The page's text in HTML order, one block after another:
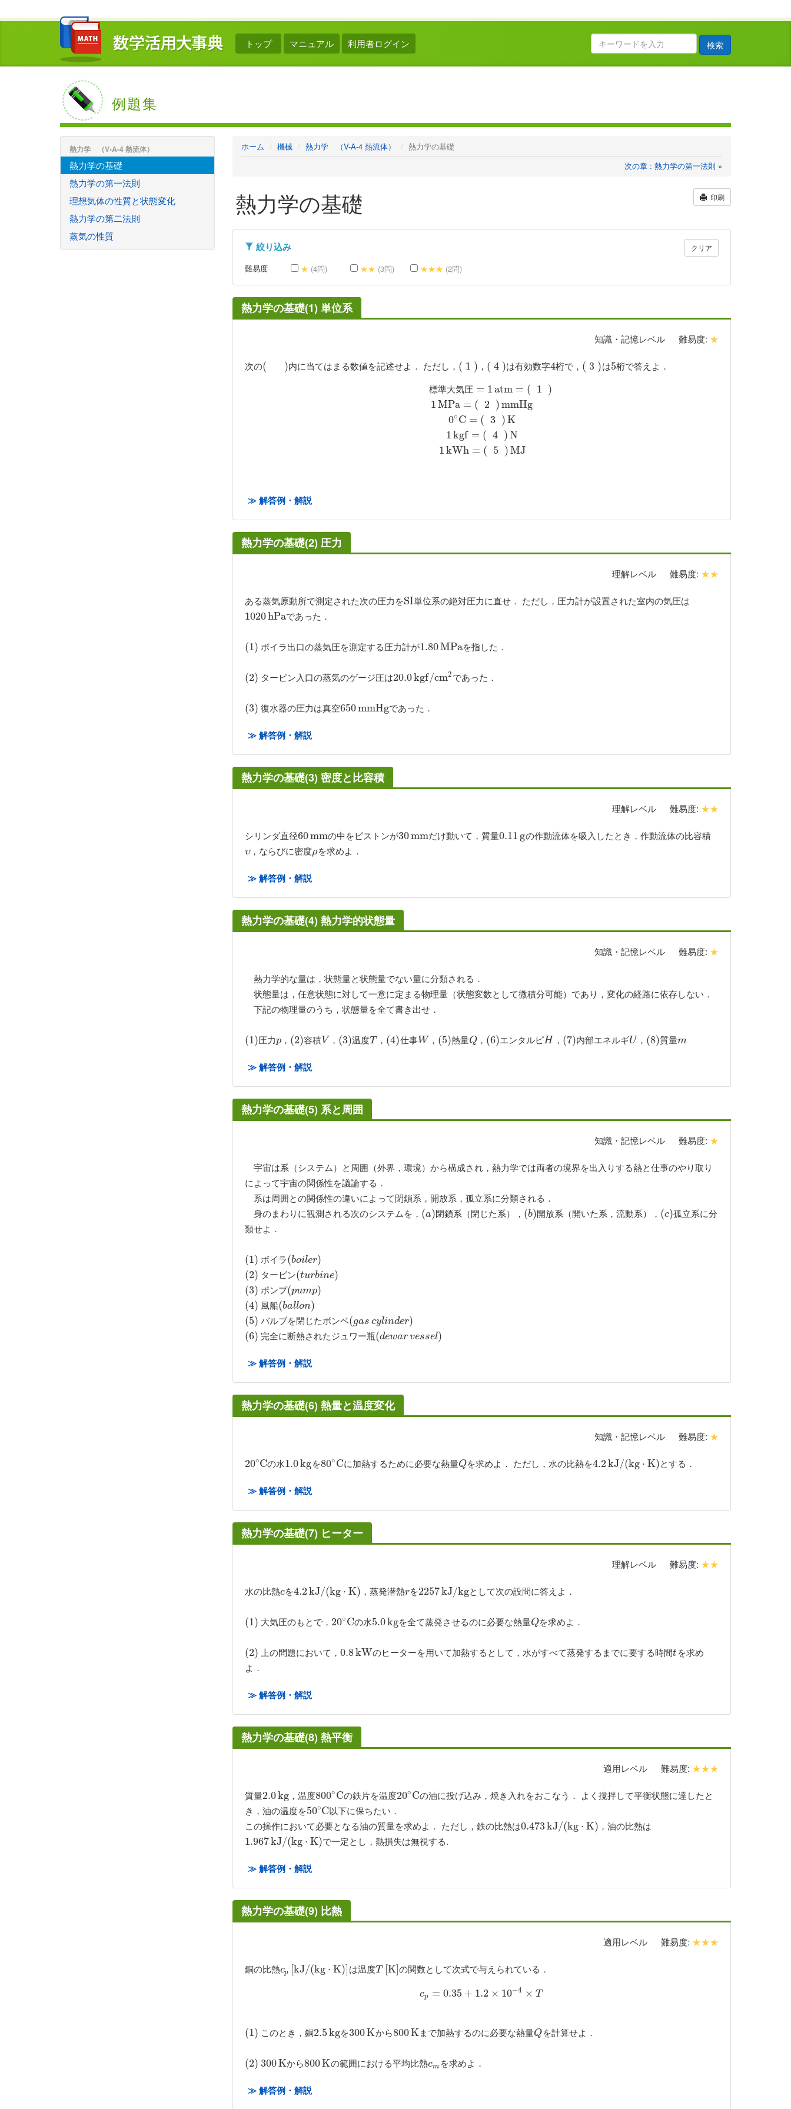
トップ マニュアル 利用者ログイン 検索
例題集
ホーム 機械 熱力学 （V-A-4 熱流体）
熱力学の基礎
次の章 : 熱力学の第一法則 »
熱力学の基礎 印刷
絞り込み クリア
難易度 ★ (4問) ★★ (3問) ★★★ (2問)
熱力学の基礎(1) 単位系
知識・記憶レベル 難易度: ★
次の( )
() 内に当てはまる数値を記述せよ． ただし， ( 1 )
( 1 ， ( 4 )
( 4 は有効数字4
4桁で， ( 3 )
( 3 は5
5桁で答えよ．
標準大気圧 = 1atm = ( 1 )
1MPa = ( 2 ) mmHg
0∘ C = ( 3 )K
1kgf = ( 4 ) N
1kWh = ( 5 )MJ
Pa=( 2 )mm Hg 0∘C=( 3 )K 1k gf
≫ 解答例・解説
熱力学の基礎(2) 圧力
理解レベル 難易度: ★★
ある蒸気原動所で測定された次の圧力をSI
SI単位系の絶対圧力に直せ． ただし，圧力計が設置された室内の気圧は
1020hPa
1020hPa であった．
(1)
(1) ボイラ出口の蒸気圧を測定する圧力計が1.80MPa
1.80MPa を指した．
(2)
(2) タービン入口の蒸気のゲージ圧は20.0kgf/cm2
20.0kgf/cm2 であった．
(3)
(3) 復水器の圧力は真空650mmHg
650mmHg であった．
≫ 解答例・解説
熱力学の基礎(3) 密度と比容積
理解レベル 難易度: ★★
シリンダ直径60mm
60mm の中をピストンが30mm
30mm だけ動いて，質量0.11 g
0.11g の作動流体を吸入したとき，作動流体の比容積
υ
υ，ならびに密度ρ
ρを求めよ．
≫ 解答例・解説
熱力学の基礎(4) 熱力学的状態量
知識・記憶レベル 難易度: ★
熱力学的な量は，状態量と状態量でない量に分類される．
状態量は，任意状態に対して一意に定まる物理量（状態変数として微積分可能）であり，変化の経路に依存しない．
下記の物理量のうち，状態量を全て書き出せ．
(1)
(1) 圧力p
p， (2)
(2) 容積V
V ， (3)
(3) 温度T
T ， (4)
(4) 仕事W
W ， (5)
(5) 熱量Q
Q， (6)
(6) エンタルピH
H ， (7)
(7) 内部エネルギU
U， (8)
(8) 質量m
m
≫ 解答例・解説
熱力学の基礎(5) 系と周囲
知識・記憶レベル 難易度: ★
宇宙は系（システム）と周囲（外界，環境）から構成され，熱力学では両者の境界を出入りする熱と仕事のやり取り
によって宇宙の関係性を議論する．
系は周囲との関係性の違いによって閉鎖系，開放系，孤立系に分類される．
身のまわりに観測される次のシステムを， (a)
(a) 閉鎖系（閉じた系）， (b)
(b) 開放系（開いた系，流動系）， (c)
(c) 孤立系に分
類せよ．
(1)
(1) ボイラ(boiler)
(boiler)
(2)
(2) タービン(turbine)
(turbine)
(3)
(3) ポンプ(pump)
(pump)
(4)
(4) 風船(ballon)
(ballon)
(5)
(5) バルブを閉じたボンベ(gas cylinder)
(gascylinder)
(6)
(6) 完全に断熱されたジュワー瓶(dewarvessel)
(dewarvessel)
≫ 解答例・解説
熱力学の基礎(6) 熱量と温度変化
知識・記憶レベル 難易度: ★
20∘C
20∘Cの水1.0kg
1.0kg を80∘ C
80∘Cに加熱するために必要な熱量Q
Qを求めよ． ただし，水の比熱を4.2kJ/(kg ⋅ K)
4.2kJ/(kg⋅K) とする．
≫ 解答例・解説
熱力学の基礎(7) ヒーター
理解レベル 難易度: ★★
水の比熱c
cを4.2kJ/(kg ⋅ K)
4.2kJ/(kg⋅K) ，蒸発潜熱r
r を2257kJ/kg
2257kJ/kg として次の設問に答えよ．
(1)
(1) 大気圧のもとで， 20∘ C
20∘Cの水5.0kg
5.0kg を全て蒸発させるのに必要な熱量Q
Qを求めよ．
(2)
(2) 上の問題において， 0.8kW
0.8kW のヒーターを用いて加熱するとして，水がすべて蒸発するまでに要する時間t
t を求め
よ．
≫ 解答例・解説
熱力学の基礎(8) 熱平衡
適用レベル 難易度: ★★★
質量2.0kg
2.0kg ，温度800∘ C
800∘Cの鉄片を温度20∘ C
20∘Cの油に投げ込み，焼き入れをおこなう． よく撹拌して平衡状態に達したと
き，油の温度を50∘C
50∘C以下に保ちたい．
この操作において必要となる油の質量を求めよ． ただし，鉄の比熱は0.473kJ/(kg ⋅ K)
0.473kJ/(kg⋅K)
，油の比熱は
1.967kJ/(kg ⋅ K)
1.967kJ/(kg⋅K) で一定とし，熱損失は無視する.
≫ 解答例・解説
熱力学の基礎(9) 比熱
適用レベル 難易度: ★★★
銅の比熱cp [kJ/(kg ⋅ K)
cp kJ/(kg⋅K) ] は温度T [K ]
T[K] の関数として次式で与えられている．
cp = 0.35 + 1.2 × 10−4 × T
cp=0.35+1.2×10−4×T
(1)
(1) このとき，銅2.5kg
2.5kg を300K
300K から800K
800K まで加熱するのに必要な熱量Q
Q を計算せよ．
(2)
(2) 300K
300K から800K
800K の範囲における平均比熱cm
cm を求めよ．
≫ 解答例・解説
熱力学 （V-A-4 熱流体）
熱力学の基礎
熱力学の第一法則
理想気体の性質と状態変化
熱力学の第二法則
蒸気の性質